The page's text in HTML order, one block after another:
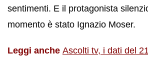
sentimenti. E il protagonista
momento è stato Ignazio Moser.
Leggi anche Ascolti tv, i dati del